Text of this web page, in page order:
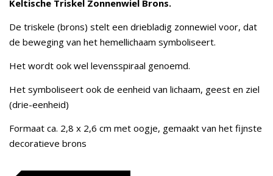
Keltische Triskel Zonnenwiel Brons.
De triskele (brons) stelt een driebladig zonnewiel voor, dat
de beweging van het hemellichaam symboliseert.
Het wordt ook wel levensspiraal genoemd.
Het symboliseert ook de eenheid van lichaam, geest en ziel
(drie-eenheid)
Formaat ca. 2,8 x 2,6 cm met oogje, gemaakt van het fijnste
decoratieve brons